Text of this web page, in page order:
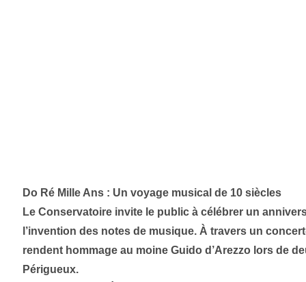
Do Ré Mille Ans : Un voyage musical de 10 siècles
Le Conservatoire invite le public à célébrer un
l’invention des notes de musique. À travers un
rendent hommage au moine Guido d’Arezzo lors de
Périgueux.